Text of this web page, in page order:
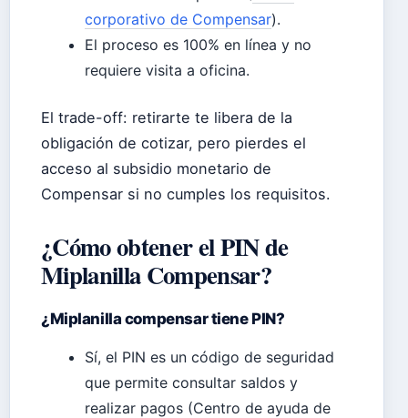
corporativo de Compensar).
El proceso es 100% en línea y no
requiere visita a oficina.
El trade-off: retirarte te libera de la
obligación de cotizar, pero pierdes el
acceso al subsidio monetario de
Compensar si no cumples los requisitos.
¿Cómo obtener el PIN de
Miplanilla Compensar?
¿Miplanilla compensar tiene PIN?
Sí, el PIN es un código de seguridad
que permite consultar saldos y
realizar pagos (Centro de ayuda de